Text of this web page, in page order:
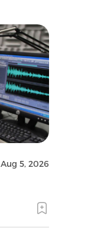
Aug 5, 2026